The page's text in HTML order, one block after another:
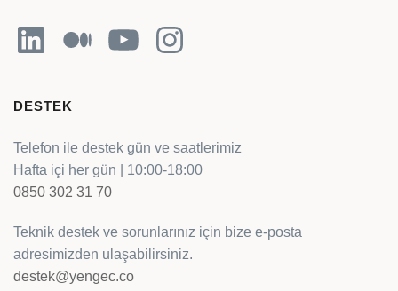
LinkedInOrta YouTubeInstagram
DESTEK
Telefon ile destek gün ve saatlerimiz
Hafta içi her gün | 10:00-18:00
0850 302 31 70
Teknik destek ve sorunlarınız için bize e-posta
adresimizden ulaşabilirsiniz.
destek@yengec.co